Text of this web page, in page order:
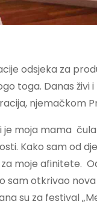
odsjeka za
toga. Danas živi i
njemačkom
je moja mama
Kako sam od
moje afinitete.
sam otkrivao
su za festival